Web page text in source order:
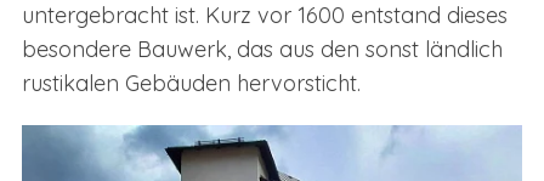
untergebracht ist. Kurz vor 1600 entstand dieses
besondere Bauwerk, das aus den sonst ländlich
rustikalen Gebäuden hervorsticht.
e
a
c
h
f